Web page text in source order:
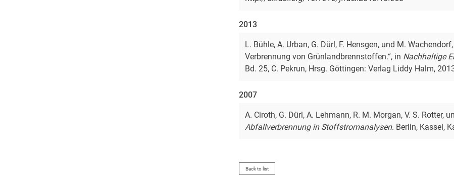
2013
L. Bühle, A. Urban, G. Dürl, F. Hensgen, und M.
Verbrennung von Grünlandbrennstoffen.“, in Nachhaltige
Bd. 25, C. Pekrun, Hrsg. Göttingen: Verlag Liddy Halm,
2007
A. Ciroth, G. Dürl, A. Lehmann, R. M. Morgan, V. S. Rotter,
Abfallverbrennung in Stoffstromanalysen. Berlin, Kassel,
Back to list